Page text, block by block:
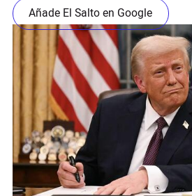
Añade El Salto en Google